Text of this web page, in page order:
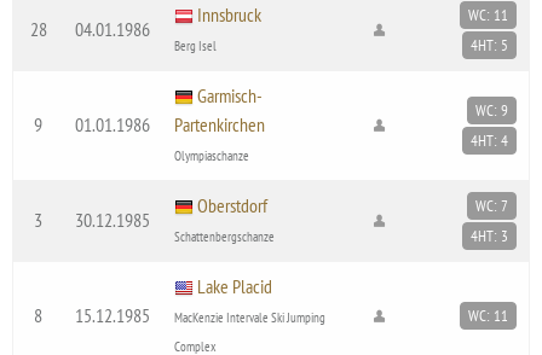
28 04.01.1986
Innsbruck
Berg Isel
WC: 11
4HT: 5
9 01.01.1986
Garmisch-
Partenkirchen
Olympiaschanze
WC: 9
4HT: 4
3 30.12.1985
Oberstdorf
Schattenbergschanze
WC: 7
4HT: 3
8 15.12.1985
Lake Placid
MacKenzie Intervale Ski Jumping
Complex
WC: 11